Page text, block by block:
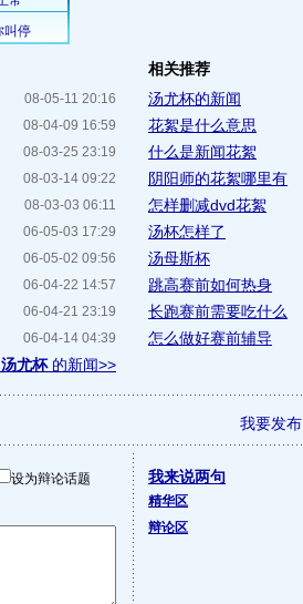
08-05-11 20:16
08-04-09 16:59
08-03-25 23:19
08-03-14 09:22
08-03-03 06:11
06-05-03 17:29
06-05-02 09:56
06-04-22 14:57
06-04-21 23:19
06-04-14 04:39
汤尤杯的新闻>>
相关推荐
汤尤杯的新闻
花絮是什么意思
什么是新闻花絮
阴阳师的花絮哪里有
怎样删减dvd花絮
汤杯怎样了
汤母斯杯
跳高赛前如何热身
长跑赛前需要吃什么
怎么做好赛前辅导
我要发布
设为辩论话题 我来说两句
精华区
辩论区